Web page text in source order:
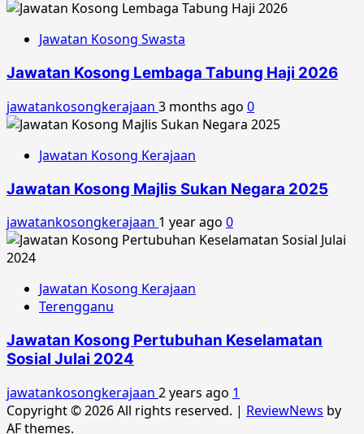
Jawatan Kosong Swasta
Jawatan Kosong Lembaga Tabung Haji 2026
jawatankosongkerajaan 3 months ago 0
Jawatan Kosong Kerajaan
Jawatan Kosong Majlis Sukan Negara 2025
jawatankosongkerajaan 1 year ago 0
Jawatan Kosong Kerajaan
Terengganu
Jawatan Kosong Pertubuhan Keselamatan
Sosial Julai 2024
jawatankosongkerajaan 2 years ago 1
Copyright © 2026 All rights reserved. | ReviewNews by
AF themes.